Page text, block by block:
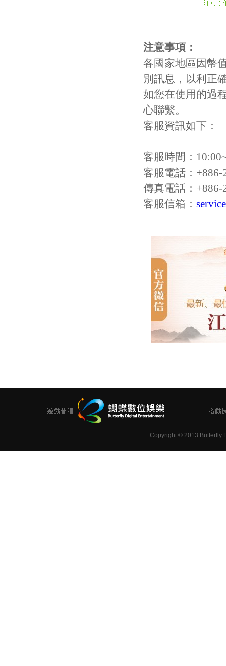
注意事項：
各國家地區因幣
別訊息，以利正
如您在使用的過
心聯繫。
客服資訊如下：
客服時間：
客服電話：+886-
傳真電話：+886-
客服信箱：
Copyright © 2013 Butterfly